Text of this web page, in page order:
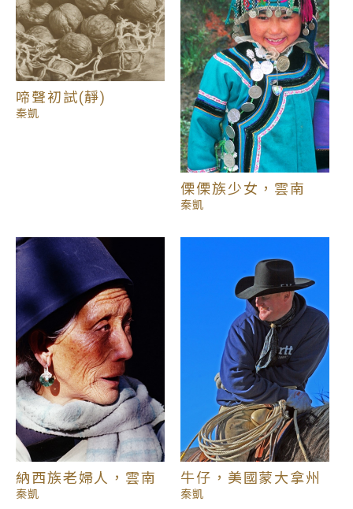
或抽象或唯美寫實，或更深層的傳遞出藝術家內在的
觀想，很多作品甚至傳達出他老頑童看世界—幽默豁
達的人生態度，讓觀者透過他的作品產生很大的共
鳴。除了藝術價值外，並傳遞樸厚的人文精神及重視
生態自然的正面意義。曾在美國達拉斯Turmmell
Crow 東方美術館、台北市立美術館、國父紀念館等
地展出，並曾榮獲Plano Camera Club的「年度幻燈
片」獎、亞洲電影節「最佳紀錄片」獎及美國國家攝
影記者協會和大英百科全書的「年度焦點新聞」獎。
片及世界三十多個國家，包含錫金、安道爾、不丹、
中國蒙藏等偏遠地區。在攝影的生命旅程，秦凱總是
秉持一種尊重的態度面對他所拍攝的主題對象，透過
鏡頭忠實訴說著影像背後的故事。他謙卑的說道：他
的作品談不上創作，這些影像都是大自然的禮物，造
物者只是透過他的雙眼雙手在適當的環境、對的天氣
和對的時間按下快門。攝影老頑童，持續補風獵影，
樂此不疲。
啼聲初試(靜)
秦凱
傈傈族少女，雲南
秦凱
納西族老婦人，雲南
秦凱
牛仔，美國蒙大拿州
秦凱